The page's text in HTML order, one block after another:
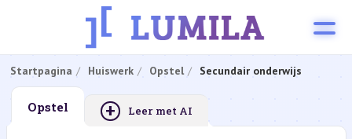
Startpagina Huiswerk Opstel Secundair onderwijs
Opstel + Leer met AI